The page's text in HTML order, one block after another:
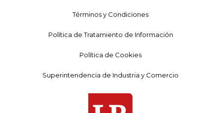
Términos y Condiciones
Política de Tratamiento de Información
Política de Cookies
Superintendencia de Industria y Comercio